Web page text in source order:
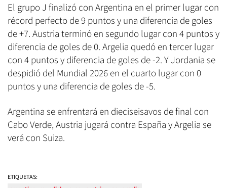
El grupo J finalizó con Argentina en el primer lugar con
récord perfecto de 9 puntos y una diferencia de goles
de +7. Austria terminó en segundo lugar con 4 puntos y
diferencia de goles de 0. Argelia quedó en tercer lugar
con 4 puntos y diferencia de goles de -2. Y Jordania se
despidió del Mundial 2026 en el cuarto lugar con 0
puntos y una diferencia de goles de -5.
Argentina se enfrentará en dieciseisavos de final con
Cabo Verde, Austria jugará contra España y Argelia se
verá con Suiza.
ETIQUETAS: